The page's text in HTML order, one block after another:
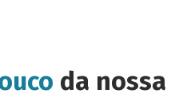
da nossa